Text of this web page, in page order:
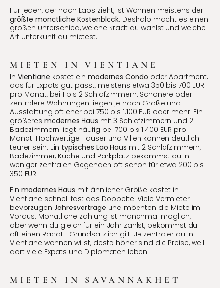
Für jeden, der nach Laos zieht, ist Wohnen meistens der
größte monatliche Kostenblock. Deshalb macht es einen
großen Unterschied, welche Stadt du wählst und welche
Art Unterkunft du mietest.
MIETEN IN VIENTIANE
In Vientiane kostet ein modernes Condo oder Apartment,
das für Expats gut passt, meistens etwa 350 bis 700 EUR
pro Monat, bei 1 bis 2 Schlafzimmern. Schönere oder
zentralere Wohnungen liegen je nach Größe und
Ausstattung oft eher bei 750 bis 1.100 EUR oder mehr. Ein
größeres modernes Haus mit 3 Schlafzimmern und 2
Badezimmern liegt häufig bei 700 bis 1.400 EUR pro
Monat. Hochwertige Häuser und Villen können deutlich
teurer sein. Ein typisches Lao Haus mit 2 Schlafzimmern, 1
Badezimmer, Küche und Parkplatz bekommst du in
weniger zentralen Gegenden oft schon für etwa 200 bis
350 EUR.
Ein modernes Haus mit ähnlicher Größe kostet in
Vientiane schnell fast das Doppelte. Viele Vermieter
bevorzugen Jahresverträge und möchten die Miete im
Voraus. Monatliche Zahlung ist manchmal möglich,
aber wenn du gleich für ein Jahr zahlst, bekommst du
oft einen Rabatt. Grundsätzlich gilt: Je zentraler du in
Vientiane wohnen willst, desto höher sind die Preise, weil
dort viele Expats und Diplomaten leben.
MIETEN IN SAVANNAKHET